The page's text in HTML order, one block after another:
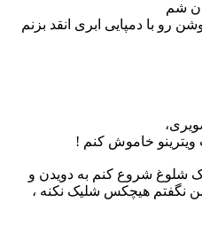
شم
رو با دمپایی ابری انقد بزنم
ویترینو خاموش کنم !
شلوغ شروع کنم به دویدن و
من نگفتم هیچکس شلیک نکنه ،